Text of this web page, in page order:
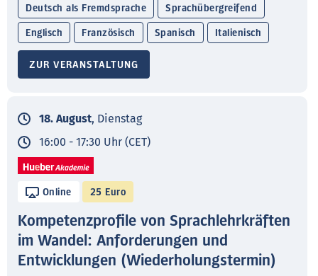
Deutsch als Fremdsprache Sprachübergreifend
Englisch Französisch Spanisch Italienisch
ZUR VERANSTALTUNG
18. August, Dienstag
16:00 - 17:30 Uhr (CET)
Online 25 Euro
Kompetenzprofile von Sprachlehrkräften
im Wandel: Anforderungen und
Entwicklungen (Wiederholungstermin)